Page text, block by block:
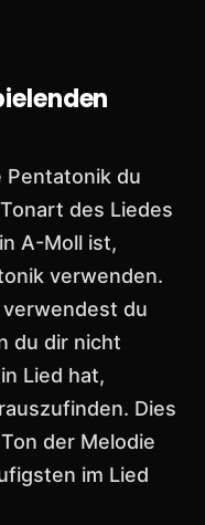
Pentatonik du
des Liedes
A-Moll ist,
verwenden.
verwendest du
du dir nicht
Lied hat,
Dies
der Melodie
im Lied